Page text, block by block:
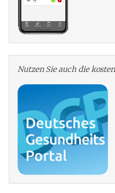
Nutzen Sie auch die